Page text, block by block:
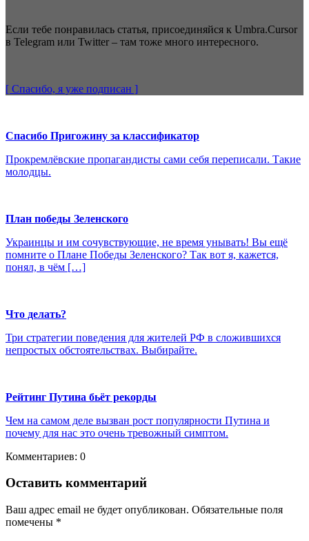
Если тебе понравилась статья, присоединяйся к Umbra.Cursor
в Telegram или Twitter – там тоже много интересного.
[ Спасибо, я уже подписан ]
Спасибо Пригожину за классификатор
Прокремлёвские пропагандисты сами себя переписали. Такие
молодцы.
План победы Зеленского
Украинцы и им сочувствующие, не время унывать! Вы ещё
помните о Плане Победы Зеленского? Так вот я, кажется,
понял, в чём […]
Что делать?
Три стратегии поведения для жителей РФ в сложившихся
непростых обстоятельствах. Выбирайте.
Рейтинг Путина бьёт рекорды
Чем на самом деле вызван рост популярности Путина и
почему для нас это очень тревожный симптом.
Комментариев: 0
Оставить комментарий
Ваш адрес email не будет опубликован. Обязательные поля
помечены *